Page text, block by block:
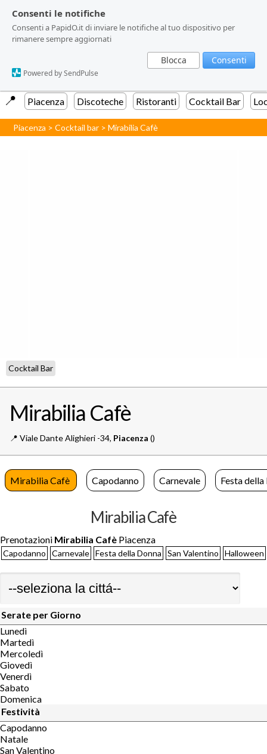
Consenti le notifiche
Consenti a PapidO.it di inviare le notifiche al tuo dispositivo per
rimanere sempre aggiornati
Blocca Consenti
Powered by SendPulse
Consenti le notifiche
Consenti a PapidO.it di inviare le notifiche al tuo dispositivo per
rimanere sempre aggiornati
Blocca Consenti
Powered by SendPulse
📍️ Piacenza Discoteche Ristoranti Cocktail Bar
Piacenza >Cocktail bar >Mirabilia Cafè
Cocktail Bar
Mirabilia Cafè
📍️ Viale Dante Alighieri -34, Piacenza ()
Mirabilia Cafè Capodanno Carnevale Festa della
Mirabilia Cafè
Prenotazioni Mirabilia Cafè Piacenza
Capodanno Carnevale Festa della Donna San Valentino Halloween
Serate per Giorno
Lunedì
Martedì
Mercoledì
Giovedì
Venerdì
Sabato
Domenica
Festività
Capodanno
Natale
San Valentino